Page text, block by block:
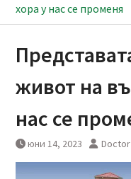
хора у нас се променя
живот на
нас се
юни 14, 2023